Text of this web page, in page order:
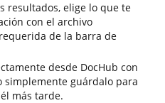
resultados, elige lo que te
con el archivo
de la barra de
desde DocHub con
simplemente guárdalo para
más tarde.